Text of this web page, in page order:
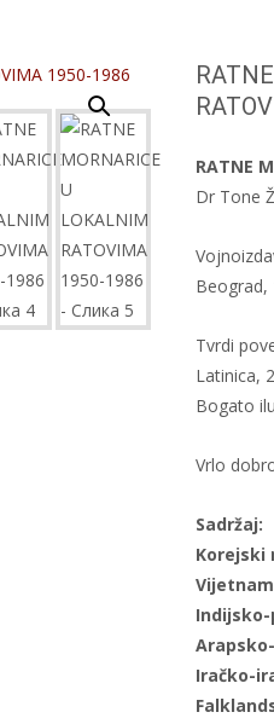
RATNE
Dr Tone
Beograd,
Tvrdi
Latinica,
Bogato
Vrlo
Sadržaj:
Korejski
Iračko-